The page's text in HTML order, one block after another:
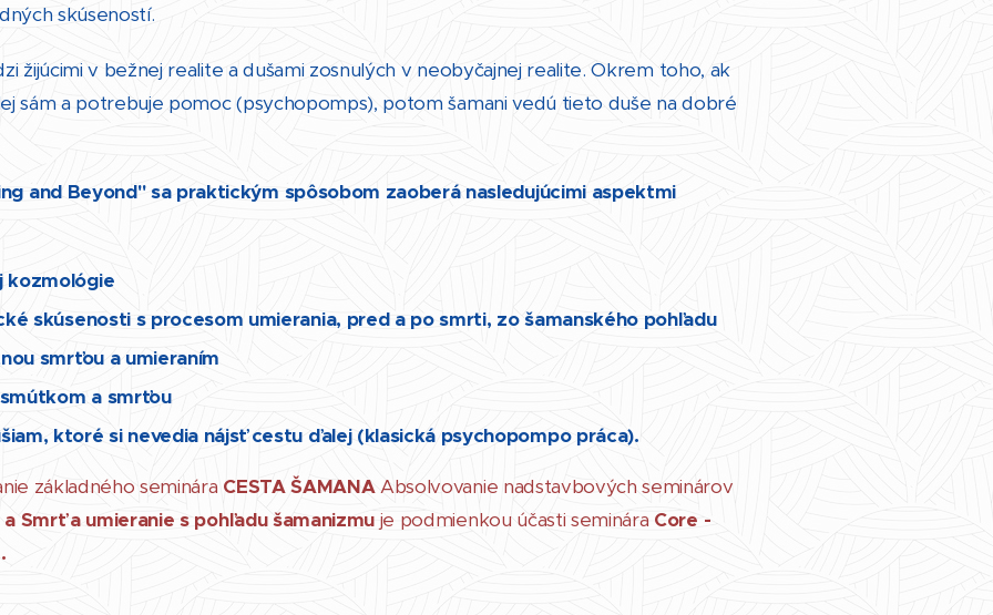
skúseností.
žijúcimi v bežnej realite a dušami zosnulých v neobyčajnej realite. Okrem toho, ak
sám a potrebuje pomoc (psychopomps), potom šamani vedú tieto duše na dobré
and Beyond" sa praktickým spôsobom zaoberá nasledujúcimi aspektmi
kozmológie
skúsenosti s procesom umierania, pred a po smrti, zo šamanského pohľadu
smrťou a umieraním
a smrťou
ktoré si nevedia nájsť cestu ďalej (klasická psychopompo práca).
základného seminára CESTA ŠAMANAAbsolvovanie nadstavbových seminárov
Smrť a umieranie s pohľadu šamanizmu je podmienkou účasti seminára Core -